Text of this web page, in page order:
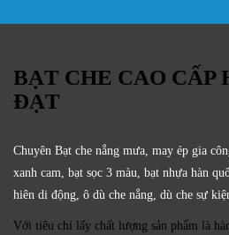
BẠT CHE CAO CẤP
ĐẠT
Chuyên Bạt che nắng mưa, may ép gia
xanh cam, bạt sọc 3 màu, bạt nhựa hàn
hiên di động, ô dù che nắng, dù che sự
Với tiêu chí lấy chất lượng sản phẩm là